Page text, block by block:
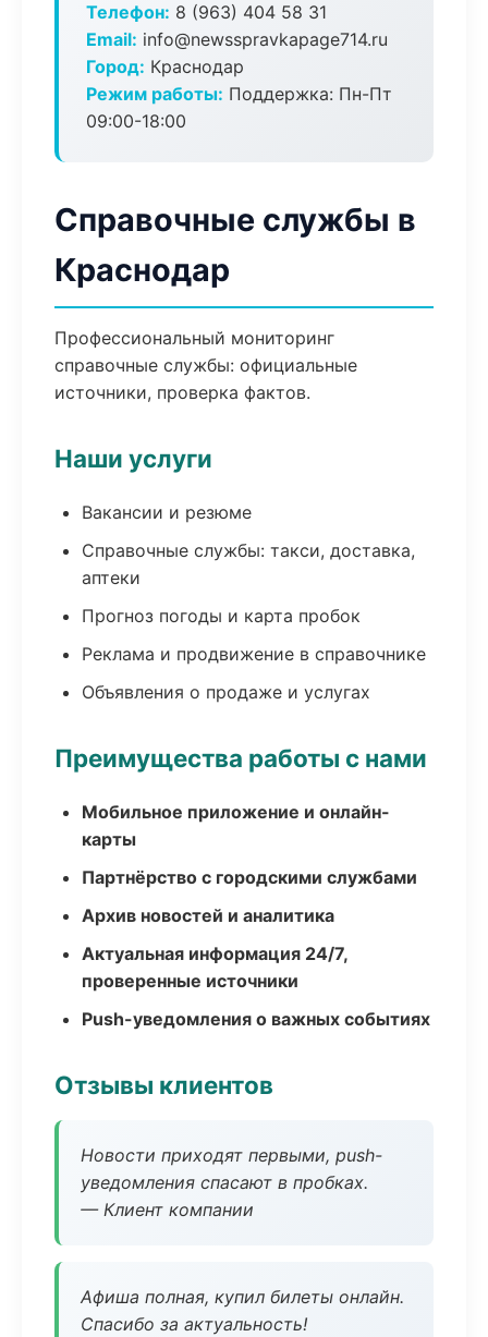
Телефон: 8 (963) 404 58 31
Email: info@newsspravkapage714.ru
Город: Краснодар
Режим работы: Поддержка: Пн-Пт
09:00-18:00
Справочные службы в
Краснодар
Профессиональный мониторинг
справочные службы: официальные
источники, проверка фактов.
Наши услуги
Вакансии и резюме
Справочные службы: такси, доставка,
аптеки
Прогноз погоды и карта пробок
Реклама и продвижение в справочнике
Объявления о продаже и услугах
Преимущества работы с нами
Мобильное приложение и онлайн-
карты
Партнёрство с городскими службами
Архив новостей и аналитика
Актуальная информация 24/7,
проверенные источники
Push-уведомления о важных событиях
Отзывы клиентов
Новости приходят первыми, push-
уведомления спасают в пробках.
— Клиент компании
Афиша полная, купил билеты онлайн.
Спасибо за актуальность!